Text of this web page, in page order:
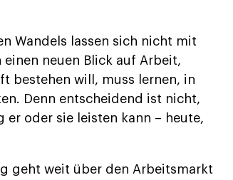
Wandels lassen sich nicht mit
neuen Blick auf Arbeit,
bestehen will, muss lernen, in
Denn entscheidend ist nicht,
oder sie leisten kann – heute,
geht weit über den Arbeitsmarkt